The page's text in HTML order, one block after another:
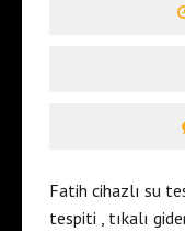
Fatih cihazlı su
tespiti , tıkalı